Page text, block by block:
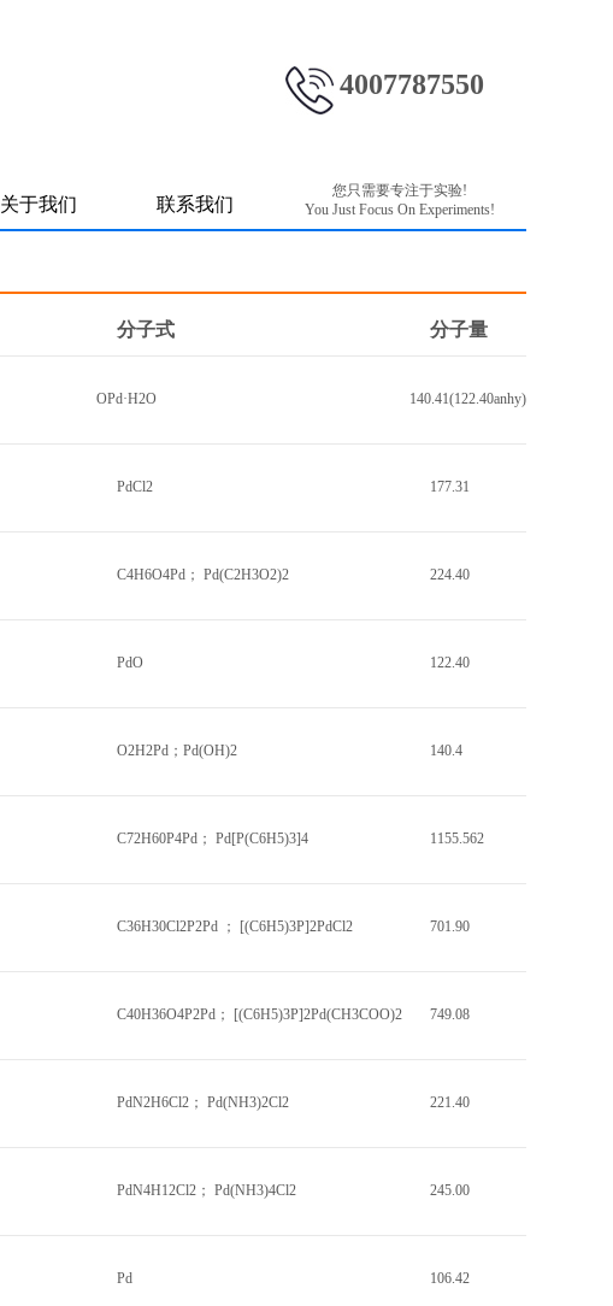
4007787550
关于我们 联系我们
您只需要专注于实验!
You Just Focus On Experiments!
分子式 分子量
OPd·H2O 140.41(122.40anhy)
PdCl2 177.31
C4H6O4Pd； Pd(C2H3O2)2 224.40
PdO 122.40
O2H2Pd；Pd(OH)2 140.4
C72H60P4Pd； Pd[P(C6H5)3]4 1155.562
C36H30Cl2P2Pd ； [(C6H5)3P]2PdCl2 701.90
C40H36O4P2Pd； [(C6H5)3P]2Pd(CH3COO)2 749.08
PdN2H6Cl2； Pd(NH3)2Cl2 221.40
PdN4H12Cl2； Pd(NH3)4Cl2 245.00
Pd 106.42